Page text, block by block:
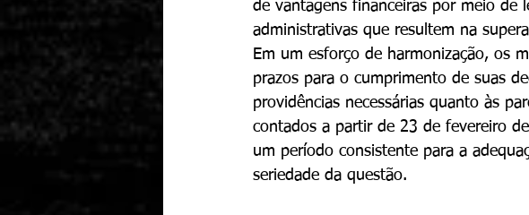
de vantagens financeiras por meio de
administrativas que resultem na
Em um esforço de harmonização, os
prazos para o cumprimento de suas
providências necessárias quanto às
contados a partir de 23 de fevereiro
um período consistente para a
seriedade da questão.